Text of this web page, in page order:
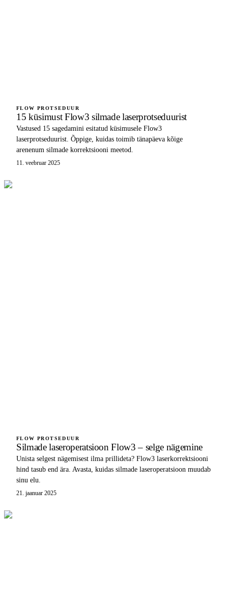
FLOW PROTSEDUUR
15 küsimust Flow3 silmade laserprotseduurist
Vastused 15 sagedamini esitatud küsimusele Flow3
laserprotseduurist. Õppige, kuidas toimib tänapäeva kõige
arenenum silmade korrektsiooni meetod.
11. veebruar 2025
FLOW PROTSEDUUR
Silmade laseroperatsioon Flow3 – selge nägemine
Unista selgest nägemisest ilma prillideta? Flow3 laserkorrektsiooni
hind tasub end ära. Avasta, kuidas silmade laseroperatsioon muudab
sinu elu.
21. jaanuar 2025